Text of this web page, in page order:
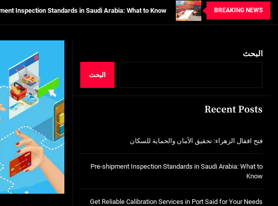
BREAKING NEWS
Reliable Calibration Services in Port Said for Your Needs
فتح اقفال الزهراء: تحقيق الأمان والحماية للسكان
Inspection Standards in Saudi Arabia: What to Know
Reliable Calibration Services in Port Said for Your Needs
Gauge Inspection in Egypt: Ensuring Structural Integrity
البحث
البحث
Recent Posts
فتح اقفال الزهراء: تحقيق الأمان والحماية للسكان
Pre-shipment Inspection Standards in Saudi Arabia: What to
Know
Get Reliable Calibration Services in Port Said for Your Needs